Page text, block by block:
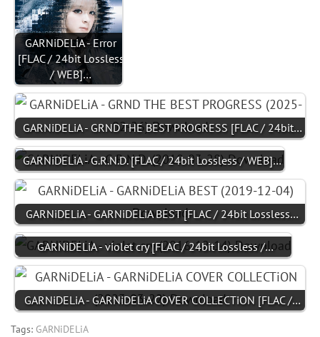
GARNiDELiA - Error
[FLAC / 24bit Lossless
/ WEB]…
GARNiDELiA - GRND THE BEST PROGRESS [FLAC / 24bit…
GARNiDELiA - G.R.N.D. [FLAC / 24bit Lossless / WEB]…
GARNiDELiA - GARNiDELiA BEST [FLAC / 24bit Lossless…
GARNiDELiA - violet cry [FLAC / 24bit Lossless /…
GARNiDELiA - GARNiDELiA COVER COLLECTiON [FLAC /…
Tags: GARNiDELiA